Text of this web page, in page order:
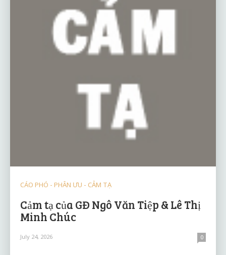
CÁO PHÓ - PHÂN ƯU - CẢM TẠ
Cảm tạ của GĐ Ngô Văn Tiệp & Lê Thị
Minh Chúc
July 24, 2026 0